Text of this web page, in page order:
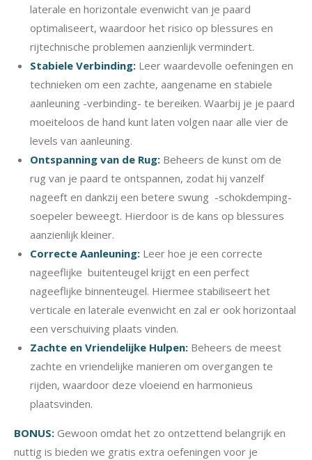
laterale en horizontale evenwicht van je paard
optimaliseert, waardoor het risico op blessures en
rijtechnische problemen aanzienlijk vermindert.
Stabiele Verbinding:Leer waardevolle oefeningen en
technieken om een zachte, aangename en stabiele
aanleuning -verbinding- te bereiken. Waarbij je je paard
moeiteloos de hand kunt laten volgen naar alle vier de
levels van aanleuning.
Ontspanning van de Rug: Beheers de kunst om de
rug van je paard te ontspannen, zodat hij vanzelf
nageeft en dankzij een betere swung -schokdemping-
soepeler beweegt. Hierdoor is de kans op blessures
aanzienlijk kleiner.
Correcte Aanleuning:Leer hoe je een correcte
nageeflijke buitenteugel krijgt en een perfect
nageeflijke binnenteugel. Hiermee stabiliseert het
verticale en laterale evenwicht en zal er ook horizontaal
een verschuiving plaats vinden.
Zachte en Vriendelijke Hulpen:Beheers de meest
zachte en vriendelijke manieren om overgangen te
rijden, waardoor deze vloeiend en harmonieus
plaatsvinden.
BONUS: Gewoon omdat het zo ontzettend belangrijk en
nuttig is bieden we gratis extra oefeningen voor je